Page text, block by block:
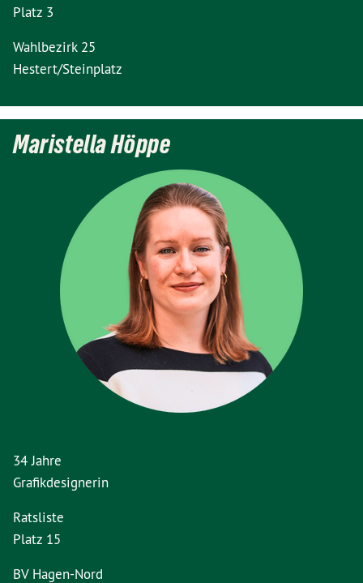
Platz 3
Wahlbezirk 25
Hestert/Steinplatz
Maristella Höppe
34 Jahre
Grafikdesignerin
Ratsliste
Platz 15
BV Hagen-Nord